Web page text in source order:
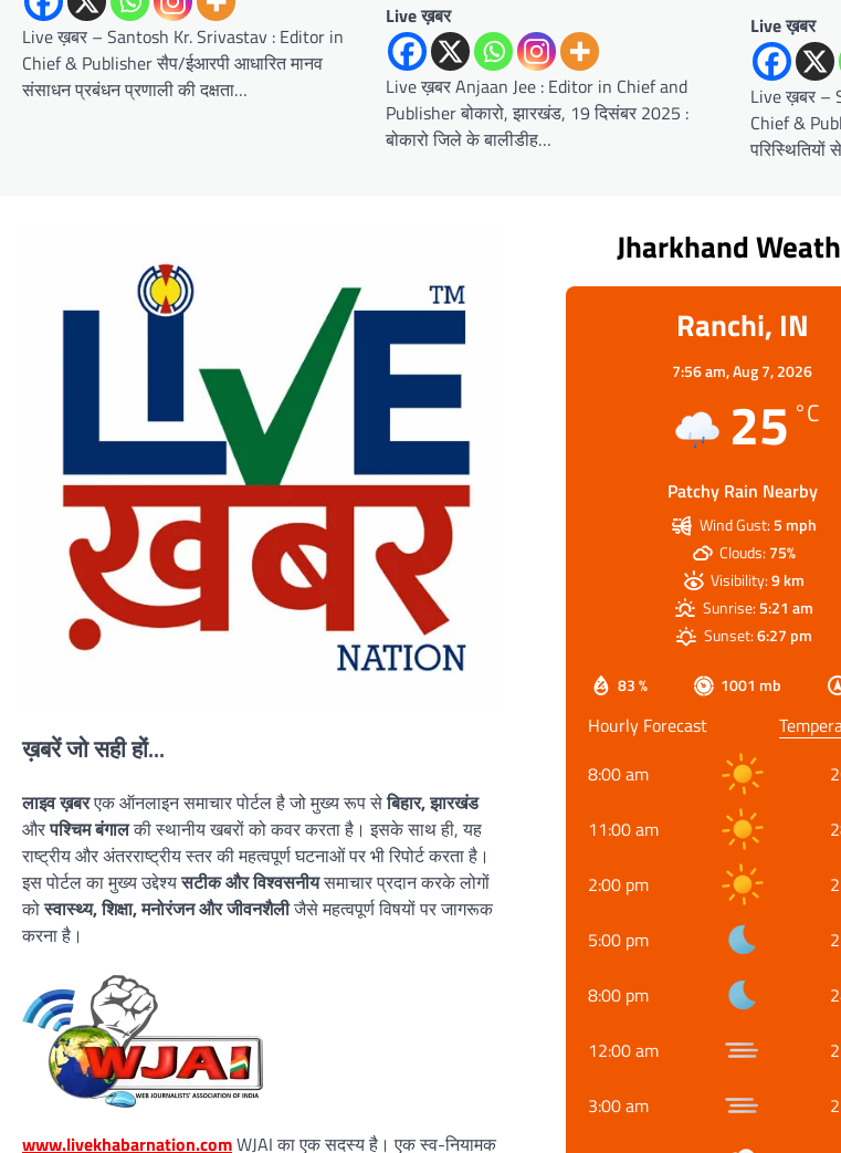
Live ख़बर – Santosh Kr. Srivastav : Editor in
Chief & Publisher सैप/ईआरपी आधारित मानव
संसाधन प्रबंधन प्रणाली की दक्षता…
Live ख़बर
Live ख़बर Anjaan Jee : Editor in Chief and
Publisher बोकारो, झारखंड, 19 दिसंबर 2025 :
बोकारो जिले के बालीडीह…
Live ख़बर
Live ख़बर –
Chief &
ख़बरें जो सही हों...
लाइव ख़बरएक ऑनलाइन समाचार पोर्टल है जो मुख्य रूप सेबिहार, झारखंड
औरपश्चिम बंगालकी स्थानीय खबरों को कवर करता है। इसके साथ ही, यह
राष्ट्रीय और अंतरराष्ट्रीय स्तर की महत्वपूर्ण घटनाओं पर भी रिपोर्ट करता है।
इस पोर्टल का मुख्य उद्देश्यसटीक और विश्वसनीयसमाचार प्रदान करके लोगों
कोस्वास्थ्य, शिक्षा, मनोरंजन और जीवनशैलीजैसे महत्वपूर्ण विषयों पर जागरूक
करना है।
www.livekhabarnation.comWJAI का एक सदस्य है। एक स्व-नियामक
Jharkhand
Ranchi, IN
7:56 am,Aug 7, 2026
25 °C
Patchy Rain Nearby
83 % 1001 mb
Wind Gust:5 mph
Clouds:75%
Visibility:9 km
Sunrise:5:21 am
Sunset:6:27 pm
Hourly Forecast
8:00 am
11:00 am
2:00 pm
5:00 pm
8:00 pm
12:00 am
3:00 am